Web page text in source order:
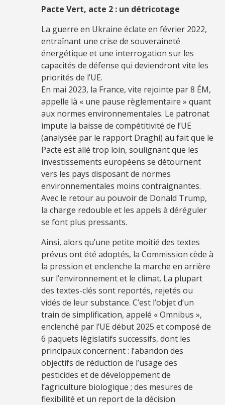
Pacte Vert, acte 2 : un détricotage
La guerre en Ukraine éclate en février 2022,
entraînant une crise de souveraineté
énergétique et une interrogation sur les
capacités de défense qui deviendront vite les
priorités de l’UE.
En mai 2023, la France, vite rejointe par 8 ÉM,
appelle là « une pause règlementaire » quant
aux normes environnementales. Le patronat
impute la baisse de compétitivité de l’UE
(analysée par le rapport Draghi) au fait que le
Pacte est allé trop loin, soulignant que les
investissements européens se détournent
vers les pays disposant de normes
environnementales moins contraignantes.
Avec le retour au pouvoir de Donald Trump,
la charge redouble et les appels à déréguler
se font plus pressants.
Ainsi, alors qu’une petite moitié des textes
prévus ont été adoptés, la Commission cède à
la pression et enclenche la marche en arrière
sur l’environnement et le climat. La plupart
des textes-clés sont reportés, rejetés ou
vidés de leur substance. C’est l’objet d’un
train de simplification, appelé « Omnibus »,
enclenché par l’UE début 2025 et composé de
6 paquets législatifs successifs, dont les
principaux concernent : l’abandon des
objectifs de réduction de l’usage des
pesticides et de développement de
l’agriculture biologique ; des mesures de
flexibilité et un report de la décision